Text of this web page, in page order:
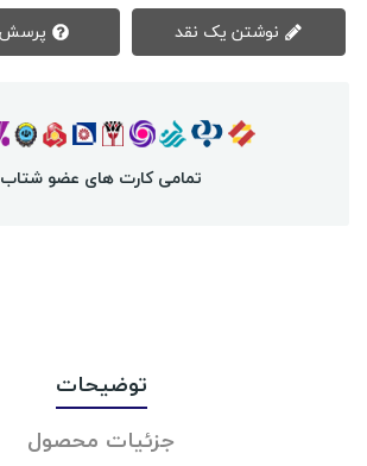
تمامی کارت های عضو شتاب
توضیحات
جزئیات محصول